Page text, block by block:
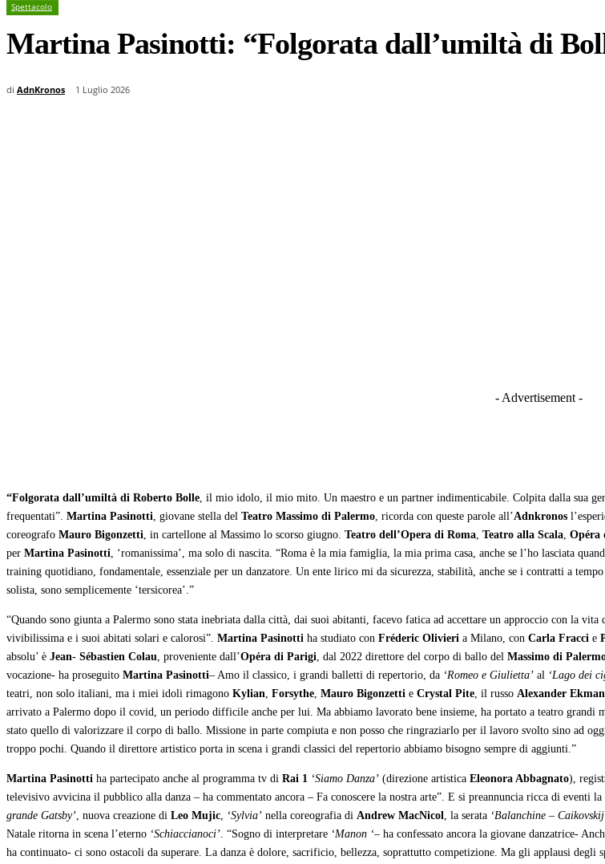
Spettacolo
Martina Pasinotti: “Folgorata dall’umiltà di
di AdnKronos 1 Luglio 2026
- Advertisement -
“Folgorata dall’umiltà di Roberto Bolle, il mio idolo, il mio mito. Un maestro e un partner indimenticabile. Colpita dalla sua
frequentati”. Martina Pasinotti, giovane stella del Teatro Massimo di Palermo, ricorda con queste parole all’Adnkronos
coreografo Mauro Bigonzetti, in cartellone al Massimo lo scorso giugno. Teatro dell’Opera di Roma, Teatro alla Scala, Opéra
per Martina Pasinotti, ‘romanissima’, ma solo di nascita. “Roma è la mia famiglia, la mia prima casa, anche se l’ho lasciata
training quotidiano, fondamentale, essenziale per un danzatore. Un ente lirico mi da sicurezza, stabilità, anche se i contratti a
solista, sono semplicemente ‘tersicorea’.”
“Quando sono giunta a Palermo sono stata inebriata dalla città, dai suoi abitanti, facevo fatica ad accettare un approccio con la
vivibilissima e i suoi abitati solari e calorosi”. Martina Pasinotti ha studiato con Fréderic Olivieri a Milano, con Carla Fracci e
absolu’ è Jean- Sébastien Colau, proveniente dall’Opéra di Parigi, dal 2022 direttore del corpo di ballo del Massimo di
vocazione- ha proseguito Martina Pasinotti– Amo il classico, i grandi balletti di repertorio, da ‘Romeo e Giulietta’ al ‘Lago dei
teatri, non solo italiani, ma i miei idoli rimagono Kylian, Forsythe, Mauro Bigonzetti e Crystal Pite, il russo Alexander
arrivato a Palermo dopo il covid, un periodo difficile anche per lui. Ma abbiamo lavorato bene insieme, ha portato a teatro grandi
stato quello di valorizzare il corpo di ballo. Missione in parte compiuta e non posso che ringraziarlo per il lavoro svolto sino ad
troppo pochi. Quando il direttore artistico porta in scena i grandi classici del repertorio abbiamo bisogno sempre di aggiunti.”
Martina Pasinotti ha partecipato anche al programma tv di Rai 1 ‘Siamo Danza’ (direzione artistica Eleonora Abbagnato),
televisivo avvicina il pubblico alla danza – ha commentato ancora – Fa conoscere la nostra arte”. E si preannuncia ricca di eventi la
grande Gatsby’, nuova creazione di Leo Mujic, ‘Sylvia’ nella coreografia di Andrew MacNicol, la serata ‘Balanchine –
Natale ritorna in scena l’eterno ‘Schiaccianoci’. “Sogno di interpretare ‘Manon ‘– ha confessato ancora la giovane danzatrice-
ha continuato- ci sono ostacoli da superare. La danza è dolore, sacrificio, bellezza, soprattutto competizione. Ma gli applausi degli